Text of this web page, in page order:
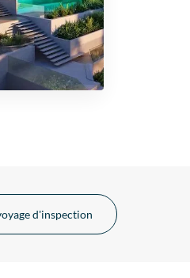
d'inspection